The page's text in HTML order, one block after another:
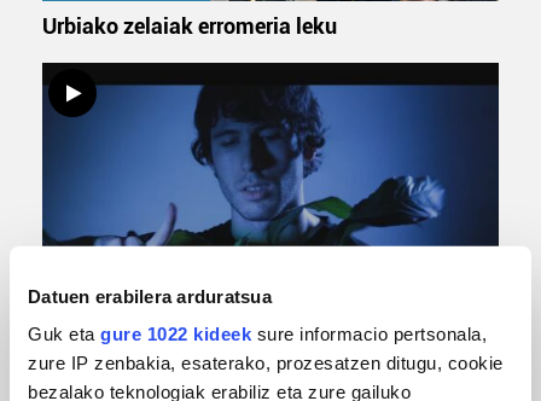
Datuen erabilera arduratsua
Guk eta gure 1022 kideek sure informacio pertsonala,
zure IP zenbakia, esaterako, prozesatzen ditugu, cookie
bezalako teknologiak erabiliz eta zure gailuko
Urbiako zelaiak erromeria leku
MUSIKA
Odik berria ezagutzeko aukera 'KimiK' eta
'Amaaaa!' abestiekin